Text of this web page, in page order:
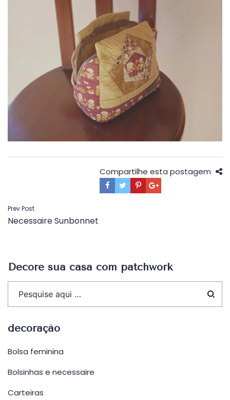
Compartilhe esta postagem
Navegação
de
Prev Post
Necessaire Sunbonnet
Decore sua casa com patchwork
decoração
Bolsa feminina
Bolsinhas e necessaire
Carteiras